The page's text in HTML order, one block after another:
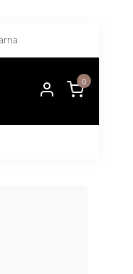
0